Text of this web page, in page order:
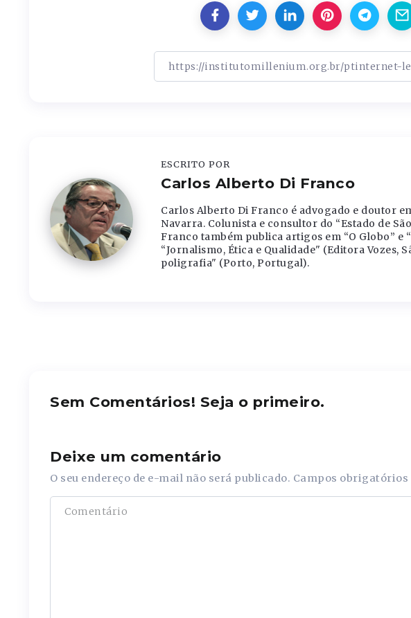
ESCRITO POR
Carlos Alberto Di Franco
Carlos Alberto Di Franco é advogado e doutor
Navarra. Colunista e consultor do “Estado de
Franco também publica artigos em “O Globo” e
“Jornalismo, Ética e Qualidade" (Editora Vozes,
poligrafia" (Porto, Portugal).
Sem Comentários! Seja o primeiro.
Deixe um comentário
O seu endereço de e-mail não será publicado. Campos obrigatórios